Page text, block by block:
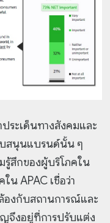
ระเด็นทางสังคมและ
บสนุนแบรนด์นั้น ๆ
รู้สึกของผู้บริโภคใน
น APAC เชื่อว่า
องกับสถานการณ์และ
จึงอยู่ที่การปรับแต่ง